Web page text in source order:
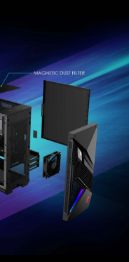
換升級
拆卸，並且無需使
SSD。